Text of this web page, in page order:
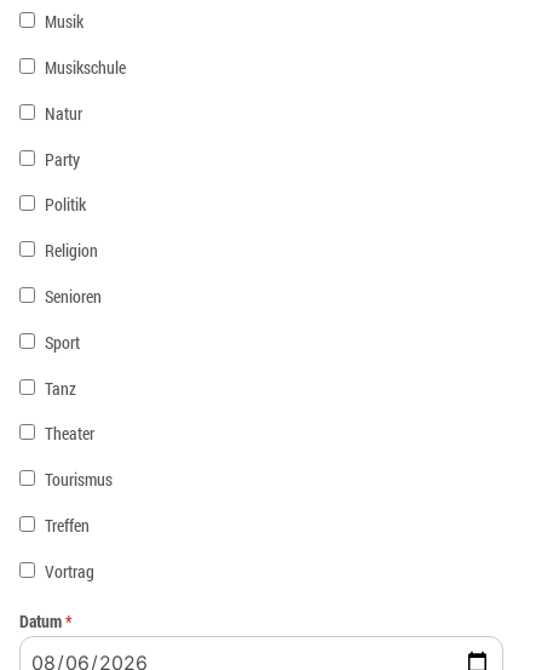
Musik
Musikschule
Natur
Party
Politik
Religion
Senioren
Sport
Tanz
Theater
Tourismus
Treffen
Vortrag
Datum*